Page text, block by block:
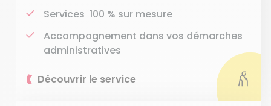
Services 100 % sur mesure
Accompagnement dans vos démarches
administratives
Découvrir le service